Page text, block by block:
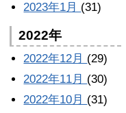
2023年1月 (31)
2022年
2022年12月 (29)
2022年11月 (30)
2022年10月 (31)